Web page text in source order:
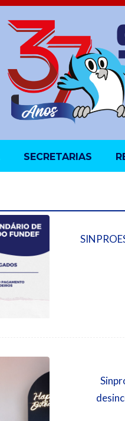
SECRETARIAS